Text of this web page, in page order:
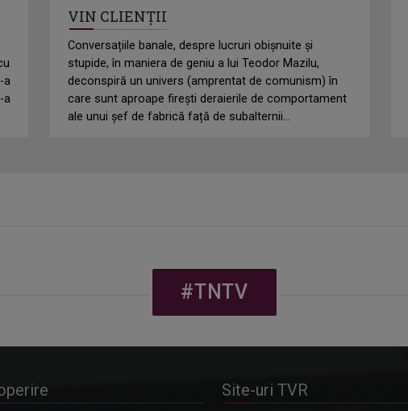
a
a
VIN CLIENȚII
Conversațiile banale, despre lucruri obișnuite și
stupide, în maniera de geniu a lui Teodor Mazilu,
deconspiră un univers (amprentat de comunism) în
care sunt aproape firești deraierile de comportament
ale unui șef de fabrică față de subalternii...
#TNTV
Site-uri TVR